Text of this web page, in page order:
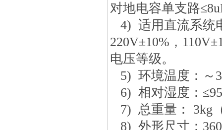
对地电容单支路
4) 适用直流系统
220V±10%，
电压等级。
5) 环境温度 ：
6) 相对湿度 ：
7) 总重量：
3kg
8) 外形尺寸 ：